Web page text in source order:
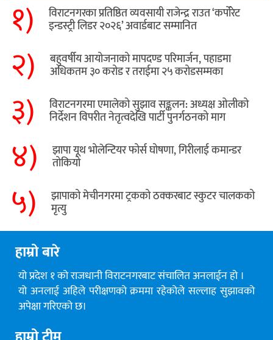
१) विराटनगरका प्रतिष्ठित व्यवसायी राजेन्द्र राउत ‘कर्पोरेट
इन्डस्ट्री लिडर २०२६’ अवार्डबाट सम्मानित
२) बहुवर्षीय आयोजनाको मापदण्ड परिमार्जन, पहाडमा
अधिकतम ३० करोड र तराईमा २५ करोडसम्मका
३) विराटनगरमा एमालेको सुझाव सङ्कलन: अध्यक्ष ओलीको
निर्देशन विपरीत नेतृत्वदेखि पार्टी पुनर्गठनको माग
४) झापा यूथ भोलेन्टियर फोर्स घोषणा, गिरीलाई कमान्डर
तोकियो
५) ​झापाको मेचीनगरमा ट्रकको ठक्करबाट स्कुटर चालकको
मृत्यु
हाम्रो बारे
यो प्रदेश १ को राजधानी विराटनगरबाट संचालित अनलाईन हो ।
यो अनलाई अहिले परीक्षणको क्रममा रहेकोले सल्लाह सुझावको
अपेक्षा गरिएको छ।